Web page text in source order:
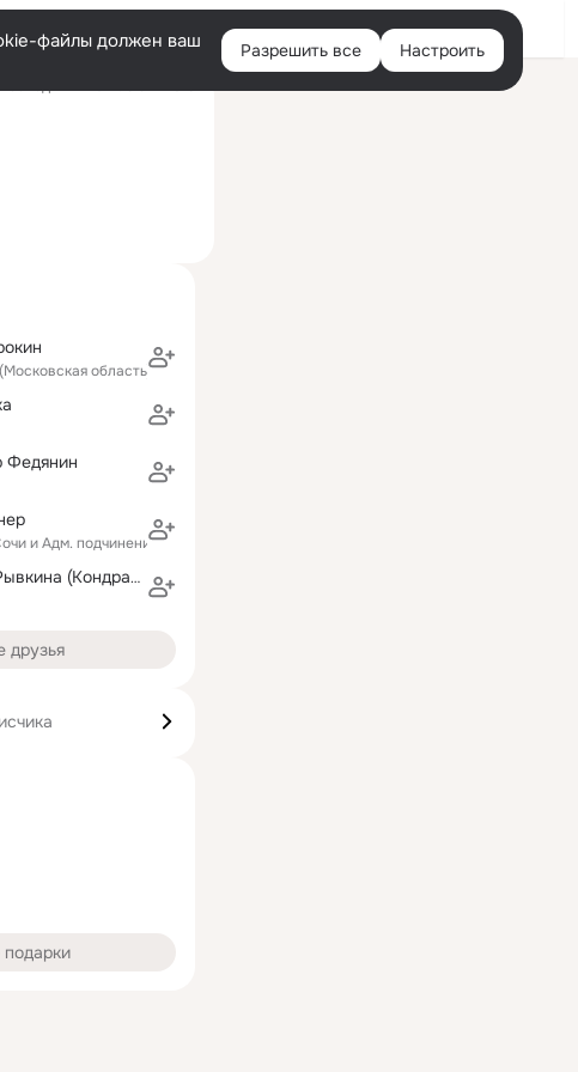
Войти
файлы должен ваш
Разрешить все Настроить
область)
Федянин
и Адм. подчинение)
Наталья Рывкина (Кондратенкова)
друзья
подарки